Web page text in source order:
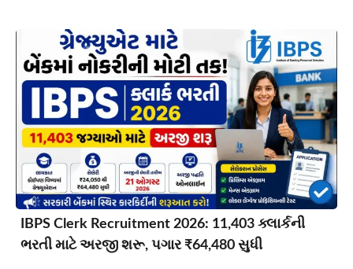
IBPS Clerk Recruitment 2026: 11,403 ક્લાર્કની
ભરતી માટે અરજી શરૂ, પગાર ₹64,480 સુધી